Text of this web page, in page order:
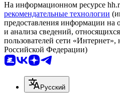
На информационном ресурсе
рекомендательные технологии
предоставления информации на
и анализа сведений,
пользователей сети
Российской Федерации)
Русский